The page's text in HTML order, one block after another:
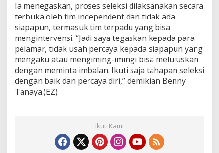
s
e
Ia menegaskan, proses seleksi dilaksanakan secara
terbuka oleh tim independent dan tidak ada
siapapun, termasuk tim terpadu yang bisa
mengintervensi. “Jadi saya tegaskan kepada para
pelamar, tidak usah percaya kepada siapapun yang
mengaku atau mengiming-imingi bisa meluluskan
dengan meminta imbalan. Ikuti saja tahapan seleksi
dengan baik dan percaya diri,” demikian Benny
Tanaya.(EZ)
Ikuti Kami